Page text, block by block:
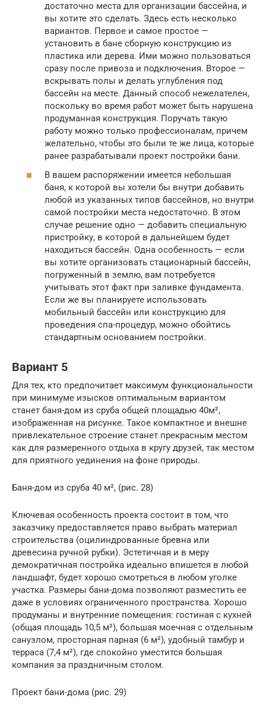
достаточно места для организации бассейна, и
вы хотите это сделать. Здесь есть несколько
вариантов. Первое и самое простое —
установить в бане сборную конструкцию из
пластика или дерева. Ими можно пользоваться
сразу после привоза и подключения. Второе —
вскрывать полы и делать углубления под
бассейн на месте. Данный способ нежелателен,
поскольку во время работ может быть нарушена
продуманная конструкция. Поручать такую
работу можно только профессионалам, причем
желательно, чтобы это были те же лица, которые
ранее разрабатывали проект постройки бани.
В вашем распоряжении имеется небольшая
баня, к которой вы хотели бы внутри добавить
любой из указанных типов бассейнов, но внутри
самой постройки места недостаточно. В этом
случае решение одно — добавить специальную
пристройку, в которой в дальнейшем будет
находиться бассейн. Одна особенность — если
вы хотите организовать стационарный бассейн,
погруженный в землю, вам потребуется
учитывать этот факт при заливке фундамента.
Если же вы планируете использовать
мобильный бассейн или конструкцию для
проведения спа-процедур, можно обойтись
стандартным основанием постройки.
Вариант 5
Для тех, кто предпочитает максимум функциональности
при минимуме изысков оптимальным вариантом
станет баня-дом из сруба общей площадью 40м²,
изображенная на рисунке. Такое компактное и внешне
привлекательное строение станет прекрасным местом
как для размеренного отдыха в кругу друзей, так местом
для приятного уединения на фоне природы.
Баня-дом из сруба 40 м², (рис. 28)
Ключевая особенность проекта состоит в том, что
заказчику предоставляется право выбрать материал
строительства (оцилиндрованные бревна или
древесина ручной рубки). Эстетичная и в меру
демократичная постройка идеально впишется в любой
ландшафт, будет хорошо смотреться в любом уголке
участка. Размеры бани-дома позволяют разместить ее
даже в условиях ограниченного пространства. Хорошо
продуманы и внутренние помещения: гостиная с кухней
(общая площадь 10,5 м²), большая моечная с отдельным
санузлом, просторная парная (6 м²), удобный тамбур и
терраса (7,4 м²), где спокойно уместится большая
компания за праздничным столом.
Проект бани-дома (рис. 29)